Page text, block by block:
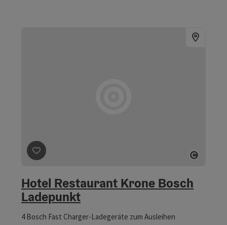
Beitrag merken : Hotel Restaurant Krone Bosch
Hotel Restaurant Krone Bosch
Ladepunkt
4 Bosch Fast Charger-Ladegeräte zum Ausleihen